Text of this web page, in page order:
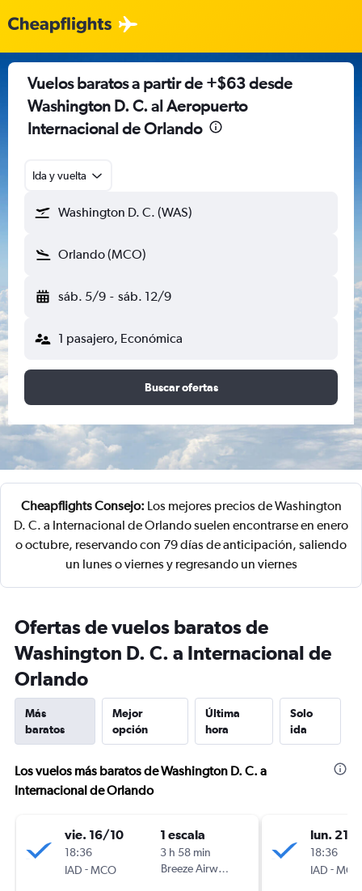
Vuelos baratos a partir de +$63 desde
Washington D. C. al Aeropuerto
Internacional de Orlando
Ida y vuelta
Washington D. C. (WAS)
Orlando (MCO)
sáb. 5/9 - sáb. 12/9
1 pasajero, Económica
Buscar ofertas
Cheapflights Consejo: Los mejores precios de Washington
D. C. a Internacional de Orlando suelen encontrarse en enero
o octubre, reservando con 79 días de anticipación, saliendo
un lunes o viernes y regresando un viernes
Ofertas de vuelos baratos de
Washington D. C. a Internacional de
Orlando
Más
baratos
Mejor
opción
Última
hora
Solo
ida
Los vuelos más baratos de Washington D. C. a
Internacional de Orlando
vie. 16/10
18:36
IAD -MCO
1 escala
3 h 58 min
Breeze Airways
lun. 21/
18:36
IAD -MCO